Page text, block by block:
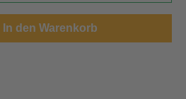
Wert ein
In den Warenkorb